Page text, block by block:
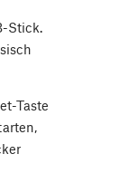
Stick.
Taste